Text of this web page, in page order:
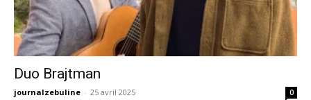
Duo Brajtman
journalzebuline - 25 avril 2025 0